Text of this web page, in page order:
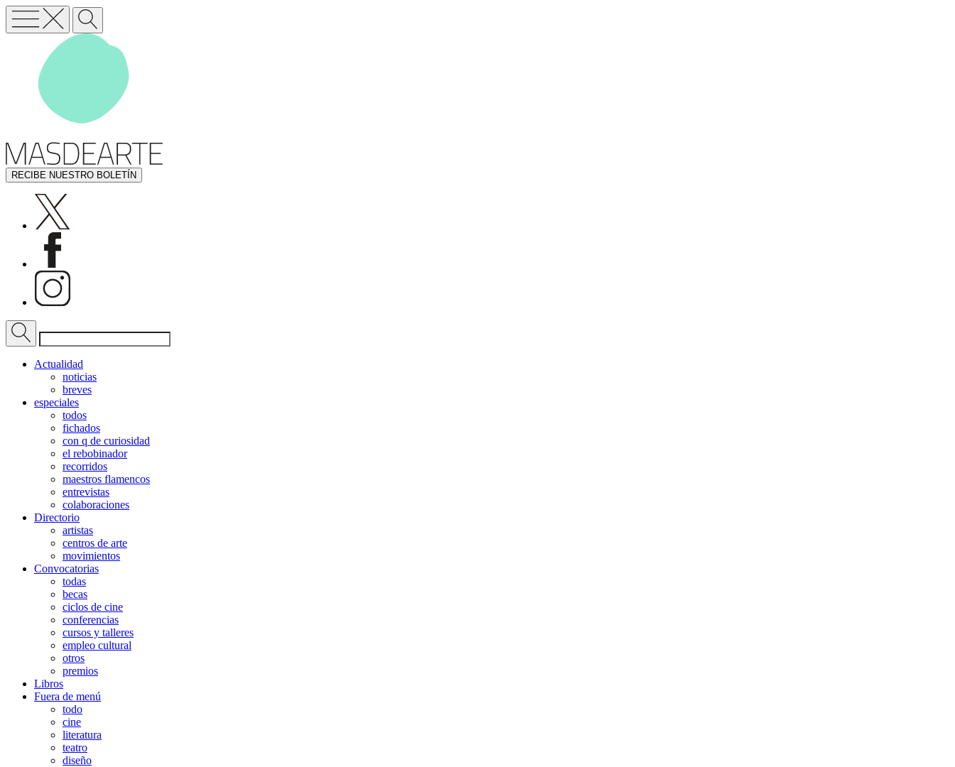
RECIBE NUESTRO BOLETÍN
Actualidad
noticias
breves
especiales
todos
fichados
con q de curiosidad
el rebobinador
recorridos
maestros flamencos
entrevistas
colaboraciones
Directorio
artistas
centros de arte
movimientos
Convocatorias
todas
becas
ciclos de cine
conferencias
cursos y talleres
empleo cultural
otros
premios
Libros
Fuera de menú
todo
cine
literatura
teatro
diseño